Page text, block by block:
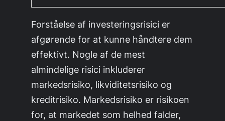
Forståelse af investeringsrisici er
afgørende for at kunne håndtere dem
effektivt. Nogle af de mest
almindelige risici inkluderer
markedsrisiko, likviditetsrisiko og
kreditrisiko. Markedsrisiko er risikoen
for, at markedet som helhed falder,